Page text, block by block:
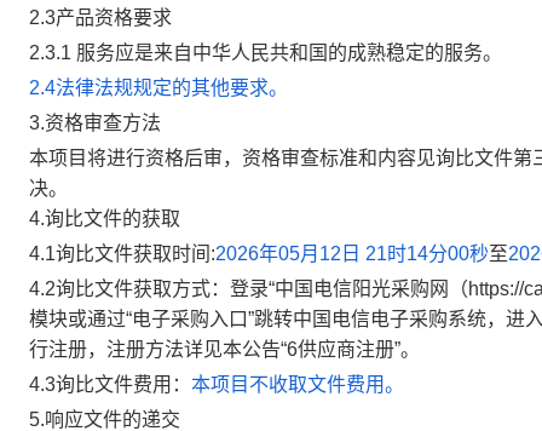
2.3产品资格要求
2.3.1 服务应是来自中华人民共和国 的成熟稳定的服务。
2.4法律法规规定的其他要求。
3.资格审查方法
本项目将进行资格后审，资格审查标准和内容见询比文件
决。
4.询比文件的获取
4.1询比文件获取时间 :2026年05月12日 21时14分00秒至
4.2询比文件获取方式：登录“中国电信阳光采购网（https://
模块或通过“电子采购入口”跳转中国电信电子采购系统，
行注册，注册方法详见本公告“6供应商注册”。
4.3询比文件费用： 本项目不收取文件费用。
5.响应文件的递交